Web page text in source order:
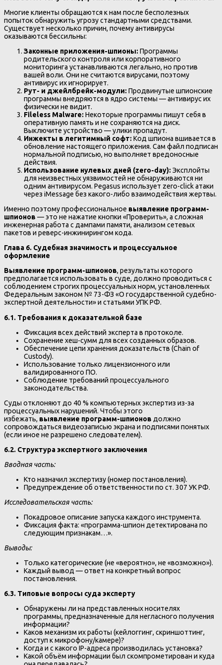
Многие клиенты обращаются к нам после бесполезных
попыток обнаружить угрозу стандартными средствами.
Существует несколько причин, почему антивирусы
оказываются бессильны:
Законные приложения-шпионы:Программы
родительского контроля или корпоративного
мониторинга устанавливаются легально, но против
вашей воли. Они не считаются вирусами, поэтому
антивирус их игнорирует.
Рут- и джейлбрейк-модули:Продвинутые шпионские
программы внедряются в ядро системы — антивирус их
физически не видит.
Fileless Malware:Некоторые программы пишут себя в
оперативную память и не сохраняются на диск.
Выключите устройство — улики пропадут.
Инжекты в легитимный софт:Код шпиона вшивается в
обновление настоящего приложения. Сам файл подписан
нормальной подписью, но выполняет вредоносные
действия.
Использование нулевых дней (zero-day):Эксплойты
для неизвестных уязвимостей не обнаруживаются ни
одним антивирусом. Pegasus использует zero-click атаки
через iMessage без какого-либо взаимодействия жертвы.
Именно поэтому профессиональное выявление программ-
шпионов — это не нажатие кнопки «Проверить», а сложная
инженерная работа с дампами памяти, анализом сетевых
пакетов и реверс-инжинирингом кода.
Глава 6. Судебная значимость и процессуальное
оформление
Выявление программ-шпионов, результаты которого
предполагается использовать в суде, должно проводиться с
соблюдением строгих процессуальных норм, установленных
Федеральным законом № 73-ФЗ «О государственной судебно-
экспертной деятельности» и статьями УПК РФ.
6.1. Требования к доказательной базе
Фиксация всех действий эксперта в протоколе.
Сохранение хеш-сумм для всех созданных образов.
Обеспечение цепи хранения доказательств (Chain of
Custody).
Использование только лицензионного или
валидированного ПО.
Соблюдение требований процессуального
законодательства.
Суды отклоняют до 40 % компьютерных экспертиз из-за
процессуальных нарушений. Чтобы этого
избежать, выявление программ-шпионов должно
сопровождаться видеозаписью экрана и подписями понятых
(если иное не разрешено следователем).
6.2. Структура экспертного заключения
Вводная часть:
Кто назначил экспертизу (номер постановления).
Предупреждение об ответственности по ст. 307 УК РФ.
Исследовательская часть:
Покадровое описание запуска каждого инструмента.
Фиксация факта: «программа-шпион детектирована по
следующим признакам…».
Выводы:
Только категорические (не «вероятно», не «возможно»).
Каждый вывод — ответ на конкретный вопрос
постановления.
6.3. Типовые вопросы суда эксперту
Обнаружены ли на представленных носителях
программы, предназначенные для негласного получения
информации?
Каков механизм их работы (кейлоггинг, скриншоттинг,
доступ к микрофону/камере)?
Когда и с какого IP-адреса производилась установка?
Какой объём информации был скомпрометирован и куда